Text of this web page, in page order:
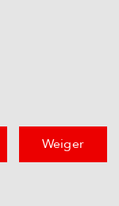
|
Weiger